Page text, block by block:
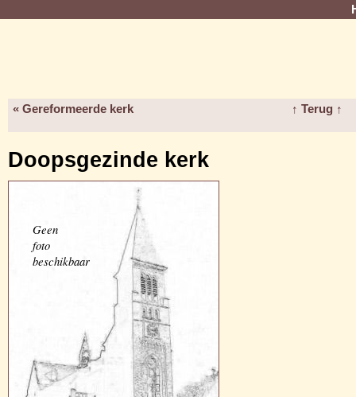
« Gereformeerde kerk ↑ Terug ↑
Doopsgezinde kerk
Geen
foto
beschikbaar